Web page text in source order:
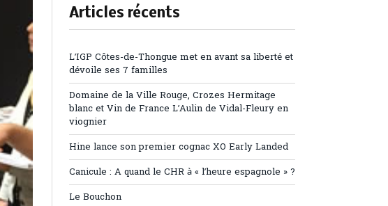
Articles récents
L’IGP Côtes-de-Thongue met en avant sa liberté et
dévoile ses 7 familles
Domaine de la Ville Rouge, Crozes Hermitage
blanc et Vin de France L’Aulin de Vidal-Fleury en
viognier
Hine lance son premier cognac XO Early Landed
Canicule : A quand le CHR à « l’heure espagnole » ?
Le Bouchon